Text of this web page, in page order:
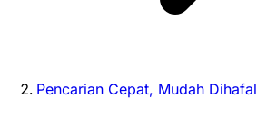
Pencarian Cepat, Mudah Dihafal